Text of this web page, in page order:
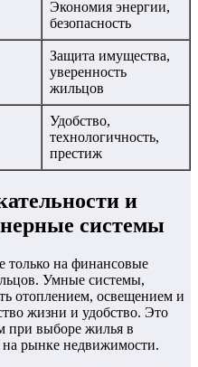
Экономия энергии,
безопасность
Защита имущества,
уверенность
жильцов
Удобство,
технологичность,
престиж
и
системы
на финансовые
Умные системы,
отоплением, освещением и
жизни и удобство. Это
при выборе жилья в
рынке недвижимости.